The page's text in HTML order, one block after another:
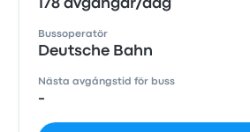
178 avgångar/dag
Bussoperatör
Deutsche Bahn
Nästa avgångstid för buss
-